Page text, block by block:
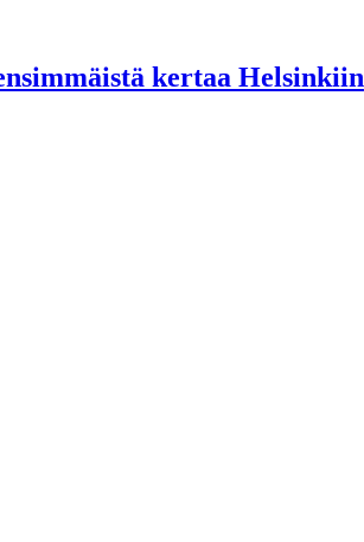
kertaa Helsinkiin